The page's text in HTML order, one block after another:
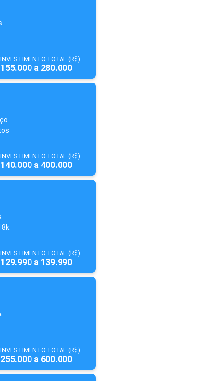
INVESTIMENTO TOTAL (R$)
155.000 a 280.000
INVESTIMENTO TOTAL (R$)
140.000 a 400.000
INVESTIMENTO TOTAL (R$)
129.990 a 139.990
INVESTIMENTO TOTAL (R$)
255.000 a 600.000